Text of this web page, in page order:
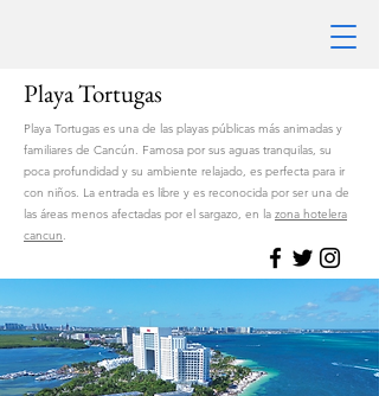
Playa Tortugas
Playa Tortugas es una de las playas públicas más animadas y
familiares de Cancún. Famosa por sus aguas tranquilas, su
poca profundidad y su ambiente relajado, es perfecta para ir
con niños. La entrada es libre y es reconocida por ser una de
las áreas menos afectadas por el sargazo, en la zona hotelera
cancun.